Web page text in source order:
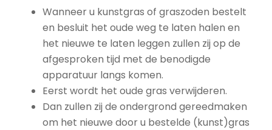
Wanneer u kunstgras of graszoden bestelt
en besluit het oude weg te laten halen en
het nieuwe te laten leggen zullen zij op de
afgesproken tijd met de benodigde
apparatuur langs komen.
Eerst wordt het oude gras verwijderen.
Dan zullen zij de ondergrond gereedmaken
om het nieuwe door u bestelde (kunst)gras